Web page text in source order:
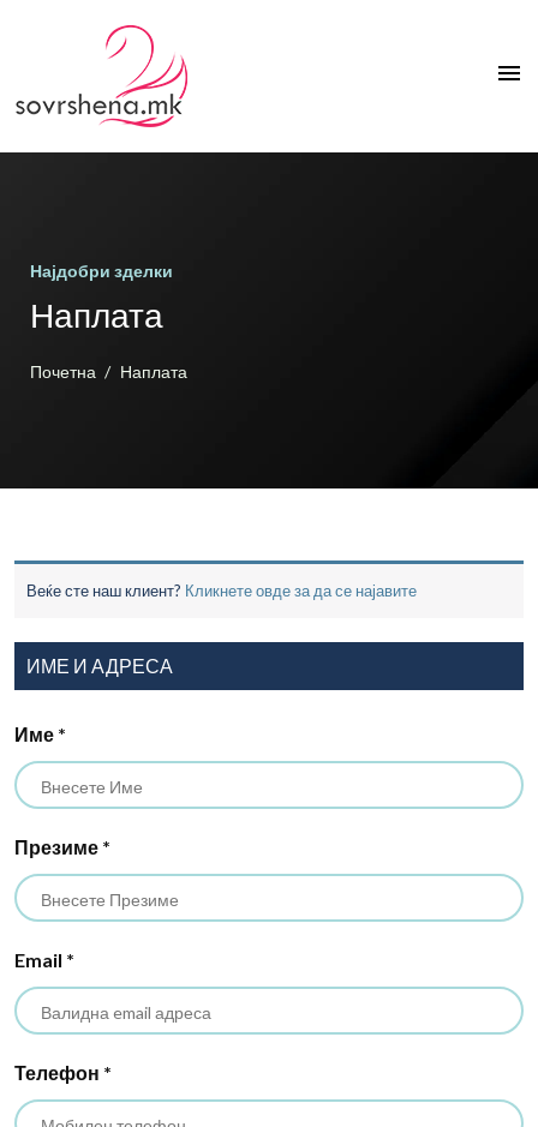
menu
Најдобри зделки
Наплата
Почетна Наплата
Веќе сте наш клиент? Кликнете овде за да се најавите
ИМЕ И АДРЕСА
Име *
Презиме *
Email *
Телефон *